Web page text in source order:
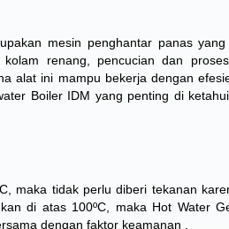
mesin penghantar panas
renang, pencucian dan
alat ini mampu bekerja dengan
Boiler IDM yang penting di
, maka tidak perlu diberi tekanan
di atas 100ºC, maka Hot Water
dengan faktor keamanan .